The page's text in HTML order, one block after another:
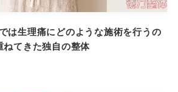
は生理痛にどのような施術を行うの
てきた独自の整体